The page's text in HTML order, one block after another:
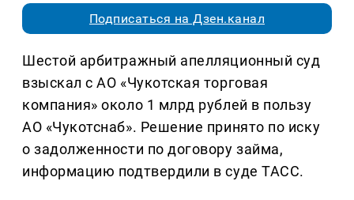
Подписаться на Дзен.канал
Шестой арбитражный апелляционный суд
взыскал с АО «Чукотская торговая
компания» около 1 млрд рублей в пользу
АО «Чукотснаб». Решение принято по иску
о задолженности по договору займа,
информацию подтвердили в суде ТАСС.